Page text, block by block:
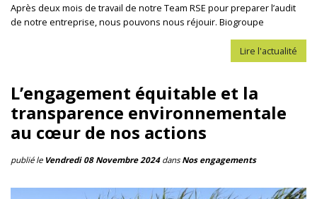
Après deux mois de travail de notre Team RSE pour preparer l’audit
de notre entreprise, nous pouvons nous réjouir. Biogroupe
Lire l'actualité
L’engagement équitable et la
transparence environnementale
au cœur de nos actions
publié le Vendredi 08 Novembre 2024 dans Nos engagements